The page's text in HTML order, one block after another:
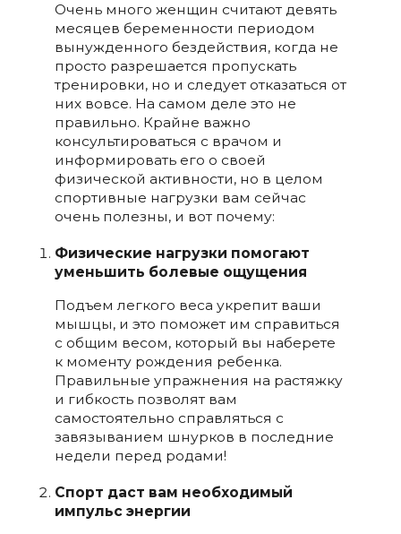
Очень много женщин считают девять
месяцев беременности периодом
вынужденного бездействия, когда не
просто разрешается пропускать
тренировки, но и следует отказаться от
них вовсе. На самом деле это не
правильно. Крайне важно
консультироваться с врачом и
информировать его о своей
физической активности, но в целом
спортивные нагрузки вам сейчас
очень полезны, и вот почему:
Физические нагрузки помогают
уменьшить болевые ощущения
Подъем легкого веса укрепит ваши
мышцы, и это поможет им справиться
с общим весом, который вы наберете
к моменту рождения ребенка.
Правильные упражнения на растяжку
и гибкость позволят вам
самостоятельно справляться с
завязыванием шнурков в последние
недели перед родами!
Спорт даст вам необходимый
импульс энергии